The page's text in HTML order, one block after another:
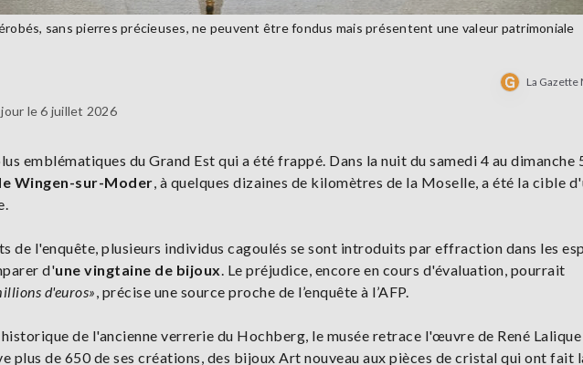
sans pierres précieuses, ne peuvent être fondus mais présentent une valeur patrimoniale
La
le 6 juillet 2026
emblématiques du Grand Est qui a été frappé. Dans la nuit du samedi 4 au dimanche
Wingen-sur-Moder, à quelques dizaines de kilomètres de la Moselle, a été la cible
de l'enquête, plusieurs individus cagoulés se sont introduits par effraction dans les
d'une vingtaine de bijoux. Le préjudice, encore en cours d'évaluation, pourrait
d'euros», précise une source proche de l’enquête à l’AFP.
de l'ancienne verrerie du Hochberg, le musée retrace l'œuvre de René
plus de 650 de ses créations, des bijoux Art nouveau aux pièces de cristal qui ont fait